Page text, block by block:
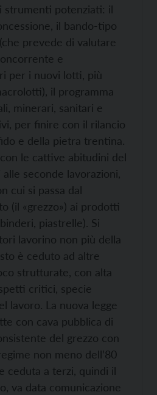
strumenti potenziati: il
il bando-tipo
prevede di valutare
e
per i nuovi lotti, più
il programma
minerari, sanitari e
per finire con il rilancio
e della pietra trentina.
le cattive abitudini del
seconde lavorazioni,
cui si passa dal
(il «grezzo») ai prodotti
piastrelle). Si
lavorino non più della
è ceduto ad altre
strutturate, con alta
critici, specie
lavoro. La nuova legge
con cava pubblica di
del grezzo con
non meno dell’80
ceduta a terzi, quindi il
va data comunicazione